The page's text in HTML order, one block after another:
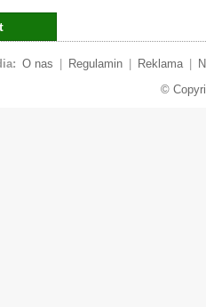
O nas Regulamin Reklama
©